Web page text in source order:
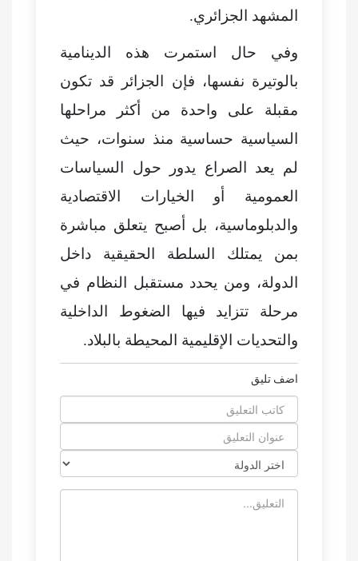
المشهد الجزائري.
وفي حال استمرت هذه الدينامية
بالوتيرة نفسها، فإن الجزائر قد تكون
مقبلة على واحدة من أكثر مراحلها
السياسية حساسية منذ سنوات، حيث
لم يعد الصراع يدور حول السياسات
العمومية أو الخيارات الاقتصادية
والدبلوماسية، بل أصبح يتعلق مباشرة
بمن يمتلك السلطة الحقيقية داخل
الدولة، ومن يحدد مستقبل النظام في
مرحلة تتزايد فيها الضغوط الداخلية
والتحديات الإقليمية المحيطة بالبلاد.
اضف تليق